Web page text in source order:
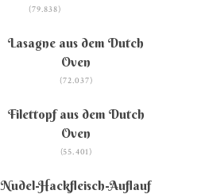
(79.838)
Lasagne aus dem Dutch
Oven
(72.037)
Filettopf aus dem Dutch
Oven
(55.401)
Nudel-Hackfleisch-Auflauf